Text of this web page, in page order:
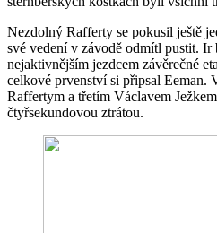
Nezdolný Rafferty se pokusil ještě
své vedení v závodě odmítl pustit. Ir
nejaktivnějším jezdcem závěrečné
celkové prvenství si připsal Eeman.
Raffertym a třetím Václavem
čtyřsekundovou ztrátou.